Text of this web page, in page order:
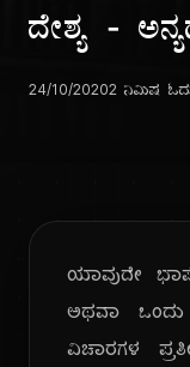
ದೇಶ್ಯ -
24/10/20202 ನಿಮಿಷ
ಯಾವುದೇ
ಅಥವಾ ಒಂದು
ವಿಚಾರಗಳ